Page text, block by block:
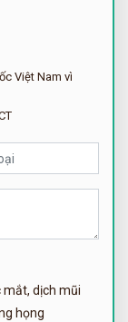
Việt Nam vì
mắt, dịch mũi
họng